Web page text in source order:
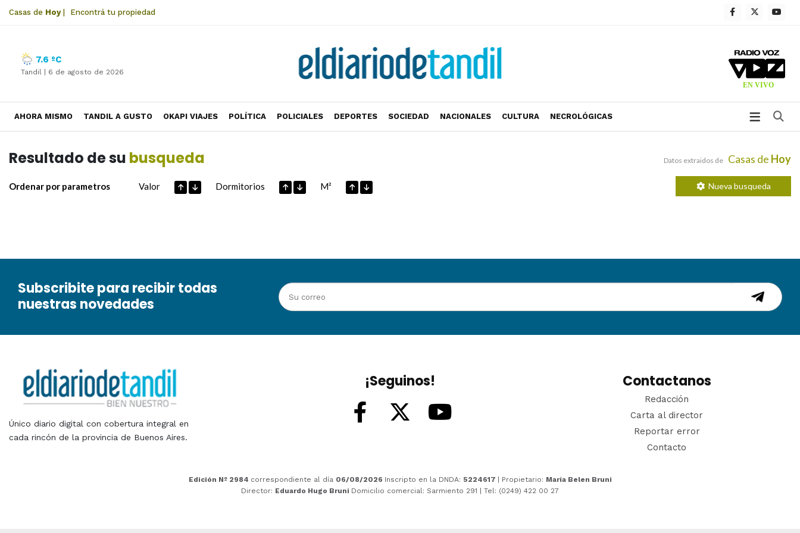
Casas de Hoy| Encontrá tu propiedad
7.6 ºC
Tandil | 6 de agosto de 2026
AHORA MISMO TANDIL A GUSTO OKAPI VIAJES POLÍTICA POLICIALES DEPORTES SOCIEDAD NACIONALES CULTURA NECROLÓGICAS
Resultado de su busqueda Datos extraidos de Casas de Hoy
Ordenar por parametros Valor Dormitorios M² Nueva busqueda
Subscribite para recibir todas
nuestras novedades
Único diario digital con cobertura integral en
cada rincón de la provincia de Buenos Aires.
¡Seguinos! Contactanos
Redacción
Carta al director
Reportar error
Contacto
Edición Nº 2984 correspondiente al día 06/08/2026 Inscripto en la DNDA: 5224617 | Propietario: María Belen Bruni
Director: Eduardo Hugo Bruni Domicilio comercial: Sarmiento 291 | Tel: (0249) 422 00 27